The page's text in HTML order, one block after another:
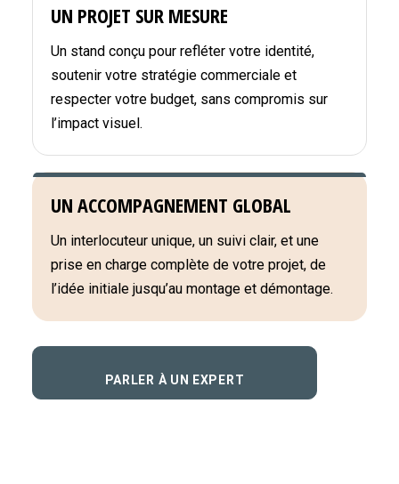
UN PROJET SUR MESURE
Un stand conçu pour refléter votre identité,
soutenir votre stratégie commerciale et
respecter votre budget, sans compromis sur
l’impact visuel.
UN ACCOMPAGNEMENT GLOBAL
Un interlocuteur unique, un suivi clair, et une
prise en charge complète de votre projet, de
l’idée initiale jusqu’au montage et démontage.
PARLER À UN EXPERT